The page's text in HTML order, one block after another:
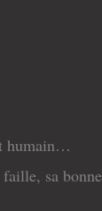
humain…
sa